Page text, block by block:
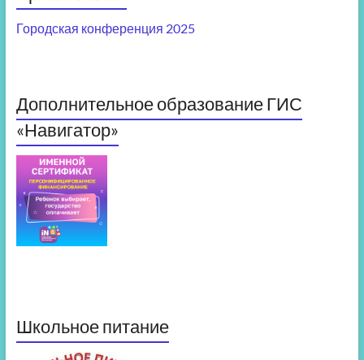
Городская конференция 2025
Дополнительное образование ГИС
«Навигатор»
Школьное питание